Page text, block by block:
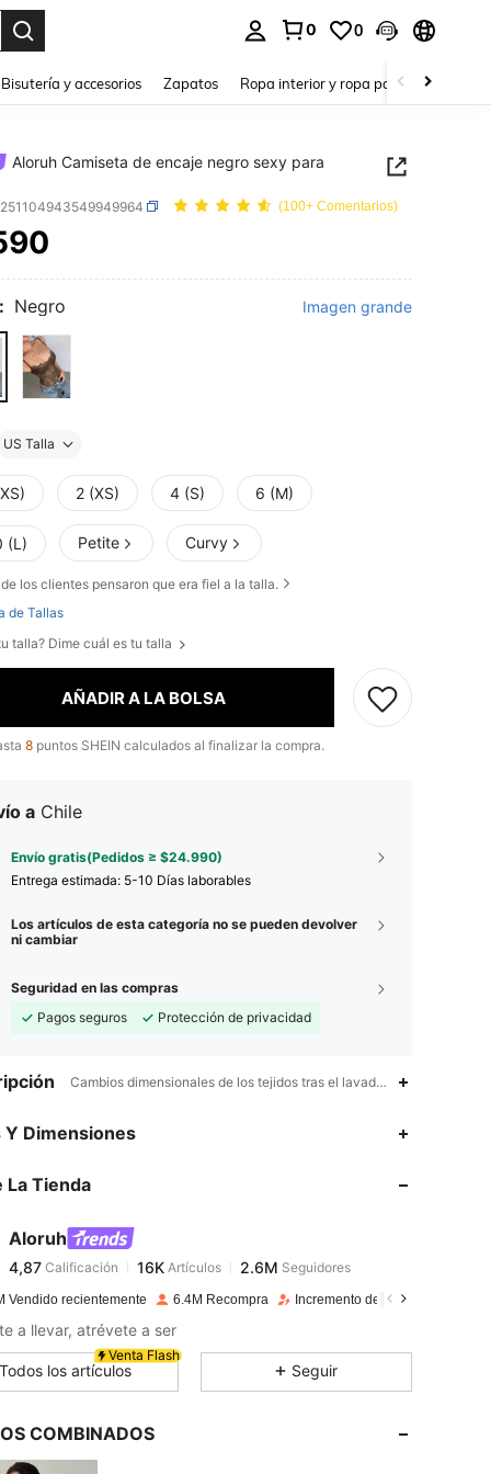
0 0
Bisutería y accesorios Zapatos Ropa interior y ropa para dormir
Aloruh Camiseta de encaje negro sexy para
(100+ Comentarios)
AND AVAILABILITY
Negro Imagen grande
US Talla
2 (XS) 4 (S) 6 (M)
(L) Petite Curvy
de los clientes pensaron que era fiel a la talla.
de Tallas
talla? Dime cuál es tu talla
AÑADIR A LA BOLSA
8 puntos SHEIN calculados al finalizar la compra.
a Chile
Envío gratis(Pedidos ≥ $24.990)
Entrega estimada: 5-10 Días laborables
Los artículos de esta categoría no se pueden devolver
ni cambiar
Seguridad en las compras
Pagos seguros
Protección de privacidad
Cambios dimensionales de los tejidos tras el lavado
Y Dimensiones
La Tienda
Aloruh
4,87
Calificación
j***9pagó Hace 1 día
4,87
Vendido recientemente 6.4M Recompra Incremento de seguidores de
a llevar, atrévete a ser
Venta Flash
Todos los artículos Seguir
COMBINADOS